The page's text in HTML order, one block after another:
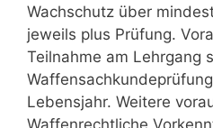
Wachschutz über
jeweils plus Prüfung.
Teilnahme am Lehrgang
Lebensjahr. Weitere